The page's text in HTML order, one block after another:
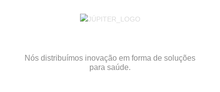
Nós distribuímos inovação em forma de soluções
para saúde.